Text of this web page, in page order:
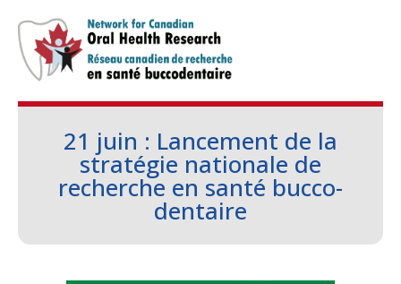
21 juin : Lancement de la
stratégie nationale de
recherche en santé bucco-
dentaire